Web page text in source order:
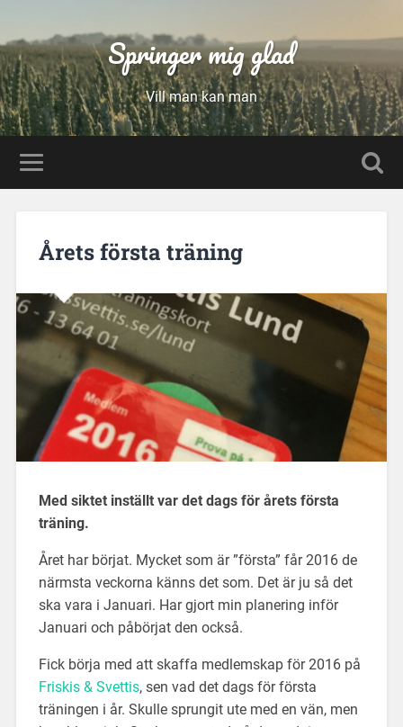
Springer mig glad
Vill man kan man
Årets första träning
Med siktet inställt var det dags för årets första
träning.
Året har börjat. Mycket som är ”första” får 2016 de
närmsta veckorna känns det som. Det är ju så det
ska vara i Januari. Har gjort min planering inför
Januari och påbörjat den också.
Fick börja med att skaffa medlemskap för 2016 på
Friskis & Svettis, sen vad det dags för första
träningen i år. Skulle sprungit ute med en vän, men